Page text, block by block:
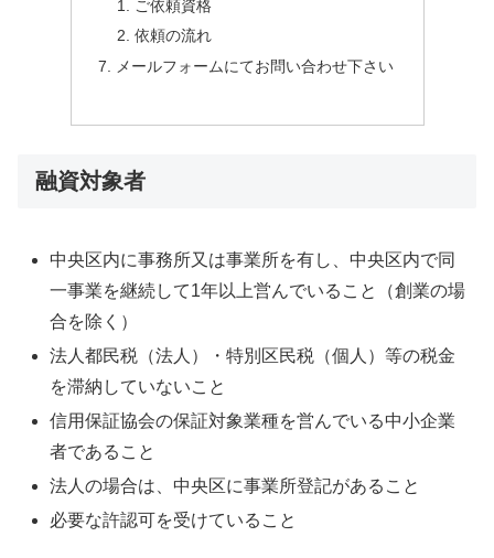
ご依頼資格
依頼の流れ
メールフォームにてお問い合わせ下さい
融資対象者
中央区内に事務所又は事業所を有し、中央区内で同
一事業を継続して1年以上営んでいること（創業の場
合を除く）
法人都民税（法人）・特別区民税（個人）等の税金
を滞納していないこと
信用保証協会の保証対象業種を営んでいる中小企業
者であること
法人の場合は、中央区に事業所登記があること
必要な許認可を受けていること